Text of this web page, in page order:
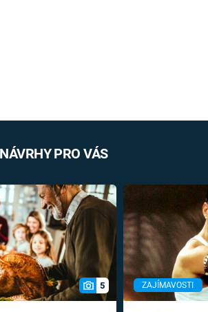
NÁVRHY PRO VÁS
5 ZAJÍMAVOSTI